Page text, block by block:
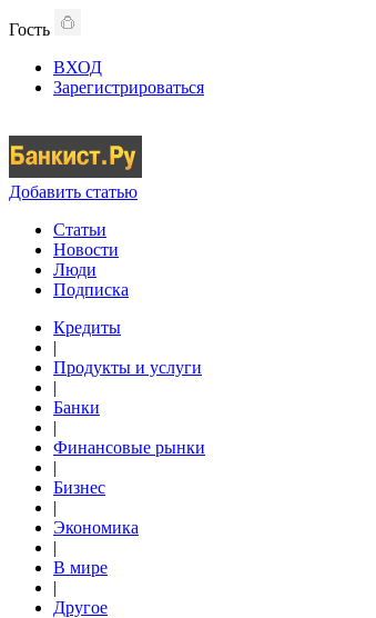
Гость
ВХОД
Зарегистрироваться
Добавить статью
Статьи
Новости
Люди
Подписка
Кредиты
|
Продукты и услуги
|
Банки
|
Финансовые рынки
|
Бизнес
|
Экономика
|
В мире
|
Другое